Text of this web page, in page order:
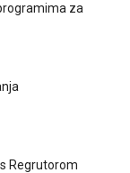
za
Regrutorom